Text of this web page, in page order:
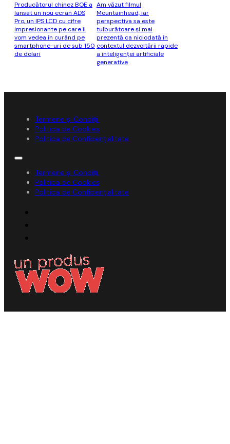
Producătorul chinez BOE a
lansat un nou ecran ADS
Pro, un IPS LCD cu cifre
impresionante pe care îl
vom vedea în curând pe
smartphone-uri de sub 150
de dolari
Am văzut filmul
Mountainhead, iar
perspectiva sa este
tulburătoare şi mai
prezentă ca niciodată în
contextul dezvoltării rapide
a inteligenţei artificiale
generative
Termene și Condiții
Politica de Cookies
Politica de Confidențialitate
Termene și Condiții
Politica de Cookies
Politica de Confidențialitate